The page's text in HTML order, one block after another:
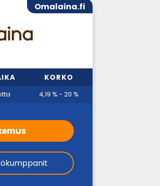
Omalaina.fi
KORKO
4,19 % - 20 %